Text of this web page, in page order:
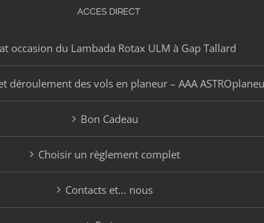
ACCES DIRECT
occasion du Lambada Rotax ULM à Gap Tallard
déroulement des vols en planeur – AAA
Bon Cadeau
Choisir un règlement complet
Contacts et… nous